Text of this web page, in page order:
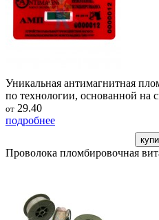
Уникальная антимагнитная
по технологии, основанной на
от 29.40
подробнее
Проволока пломбировочная